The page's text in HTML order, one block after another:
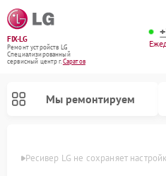
FIX-LG
Ремонт устройств LG
Специализированный
cервисный центр г.Саратов
Мы ремонтируем
Ресивер LG не сохраняет